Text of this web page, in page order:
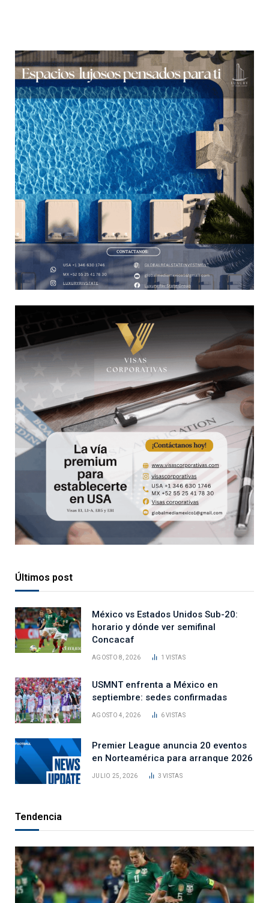
Últimos post
México vs Estados Unidos Sub-20:
horario y dónde ver semifinal
Concacaf
AGOSTO 8, 2026 1VISTAS
USMNT enfrenta a México en
septiembre: sedes confirmadas
AGOSTO 4, 2026 6VISTAS
Premier League anuncia 20 eventos
en Norteamérica para arranque 2026
JULIO 25, 2026 3VISTAS
Tendencia